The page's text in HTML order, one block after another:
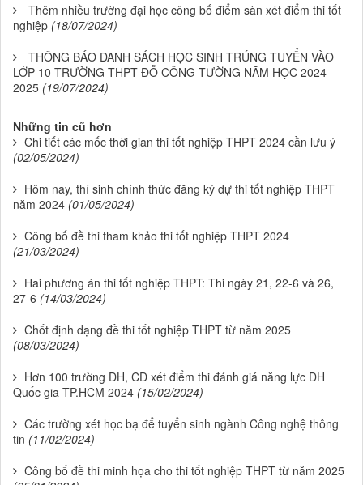
Thêm nhiều trường đại học công bố điểm sàn xét điểm thi tốt
nghiệp (18/07/2024)
THÔNG BÁO DANH SÁCH HỌC SINH TRÚNG TUYỂN VÀO
LỚP 10 TRƯỜNG THPT ĐỖ CÔNG TƯỜNG NĂM HỌC 2024 -
2025 (19/07/2024)
Những tin cũ hơn
Chi tiết các mốc thời gian thi tốt nghiệp THPT 2024 cần lưu ý
(02/05/2024)
Hôm nay, thí sinh chính thức đăng ký dự thi tốt nghiệp THPT
năm 2024 (01/05/2024)
Công bố đề thi tham khảo thi tốt nghiệp THPT 2024
(21/03/2024)
Hai phương án thi tốt nghiệp THPT: Thi ngày 21, 22-6 và 26,
27-6 (14/03/2024)
Chốt định dạng đề thi tốt nghiệp THPT từ năm 2025
(08/03/2024)
Hơn 100 trường ĐH, CĐ xét điểm thi đánh giá năng lực ĐH
Quốc gia TP.HCM 2024 (15/02/2024)
Các trường xét học bạ để tuyển sinh ngành Công nghệ thông
tin (11/02/2024)
Công bố đề thi minh họa cho thi tốt nghiệp THPT từ năm 2025